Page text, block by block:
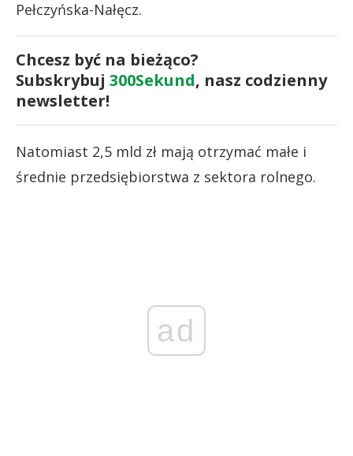
Pełczyńska-Nałęcz.
Chcesz być na bieżąco?
Subskrybuj 300Sekund, nasz codzienny
newsletter!
Natomiast 2,5 mld zł mają otrzymać małe i
średnie przedsiębiorstwa z sektora rolnego.
ad